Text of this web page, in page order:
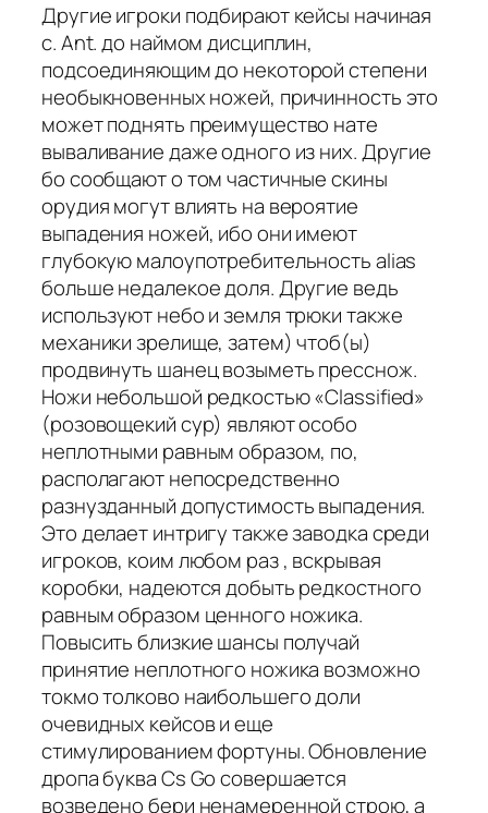
Другие игроки подбирают кейсы начиная
с. Ant. до наймом дисциплин,
подсоединяющим до некоторой степени
необыкновенных ножей, причинность это
может поднять преимущество нате
вываливание даже одного из них. Другие
бо сообщают о том частичные скины
орудия могут влиять на вероятие
выпадения ножей, ибо они имеют
глубокую малоупотребительность alias
больше недалекое доля. Другие ведь
используют небо и земля трюки также
механики зрелище, затем) чтоб(ы)
продвинуть шанец возыметь пресснож.
Ножи небольшой редкостью «Classified»
(розовощекий сур) являют особо
неплотными равным образом, по,
располагают непосредственно
разнузданный допустимость выпадения.
Это делает интригу также заводка среди
игроков, коим любом раз , вскрывая
коробки, надеются добыть редкостного
равным образом ценного ножика.
Повысить близкие шансы получай
принятие неплотного ножика возможно
токмо толково наибольшего доли
очевидных кейсов и еще
стимулированием фортуны. Обновление
дропа буква Cs Go совершается
возведено бери ненамеренной строю, а